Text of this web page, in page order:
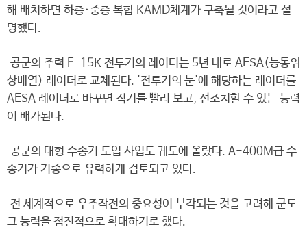
해 배치하면 하층·중층 복합 KAMD체계가 구축될 것이라고 설
명했다.
공군의 주력 F-15K 전투기의 레이더는 5년 내로 AESA(능동위
상배열) 레이더로 교체된다. '전투기의 눈'에 해당하는 레이더를
AESA 레이더로 바꾸면 적기를 빨리 보고, 선조치할 수 있는 능력
이 배가된다.
공군의 대형 수송기 도입 사업도 궤도에 올랐다. A-400M급 수
송기가 기종으로 유력하게 검토되고 있다.
전 세계적으로 우주작전의 중요성이 부각되는 것을 고려해 군도
그 능력을 점진적으로 확대하기로 했다.